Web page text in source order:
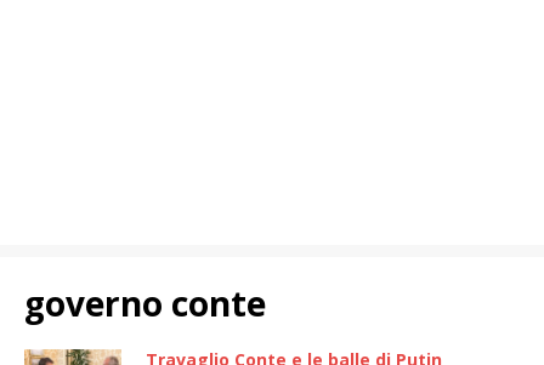
governo conte
Travaglio Conte e le balle di Putin